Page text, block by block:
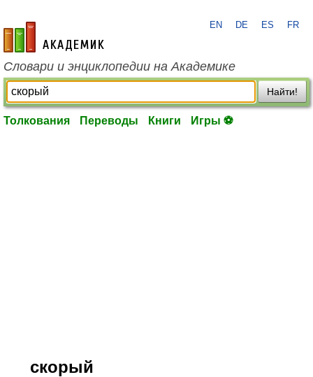
academic.ru
EN DE ES FR
Словари и энциклопедии на Академике
Найти!
Толкования Переводы Книги Игры ⚽
скорый